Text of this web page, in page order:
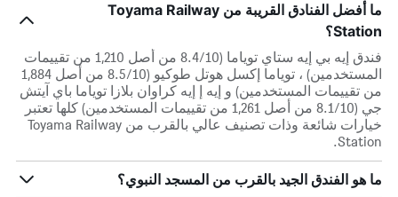
ما أفضل الفنادق القريبة من Toyama Railway
Station؟
فندق إيه بي إيه ستاي توياما (8.4/10 من أصل 1,210 من تقييمات
المستخدمين) ، توياما إكسل هوتل طوكيو (8.5/10 من أصل 1,884
من تقييمات المستخدمين) و إيه إ إيه كراوان بلازا توياما باي آيتش
جي (8.1/10 من أصل 1,261 من تقييمات المستخدمين) كلها تعتبر
خيارات شائعة وذات تصنيف عالي بالقرب من Toyama Railway
Station.
ما هو الفندق الجيد بالقرب من المسجد النبوي؟